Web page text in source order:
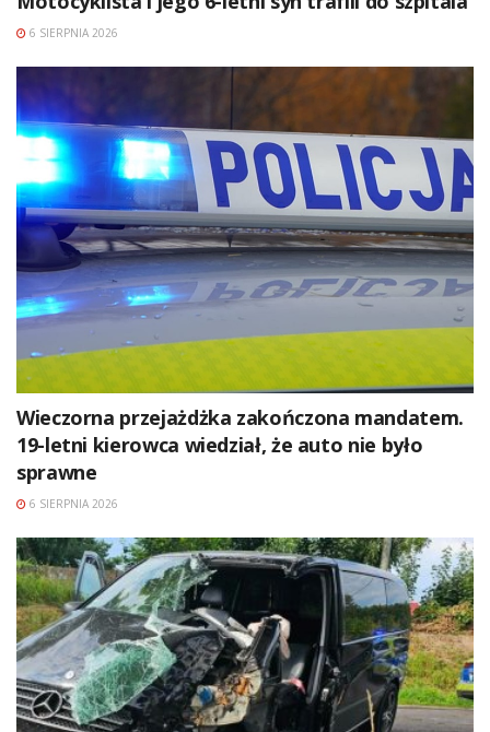
6 SIERPNIA 2026
Wieczorna przejażdżka zakończona mandatem.
19-letni kierowca wiedział, że auto nie było
sprawne
6 SIERPNIA 2026